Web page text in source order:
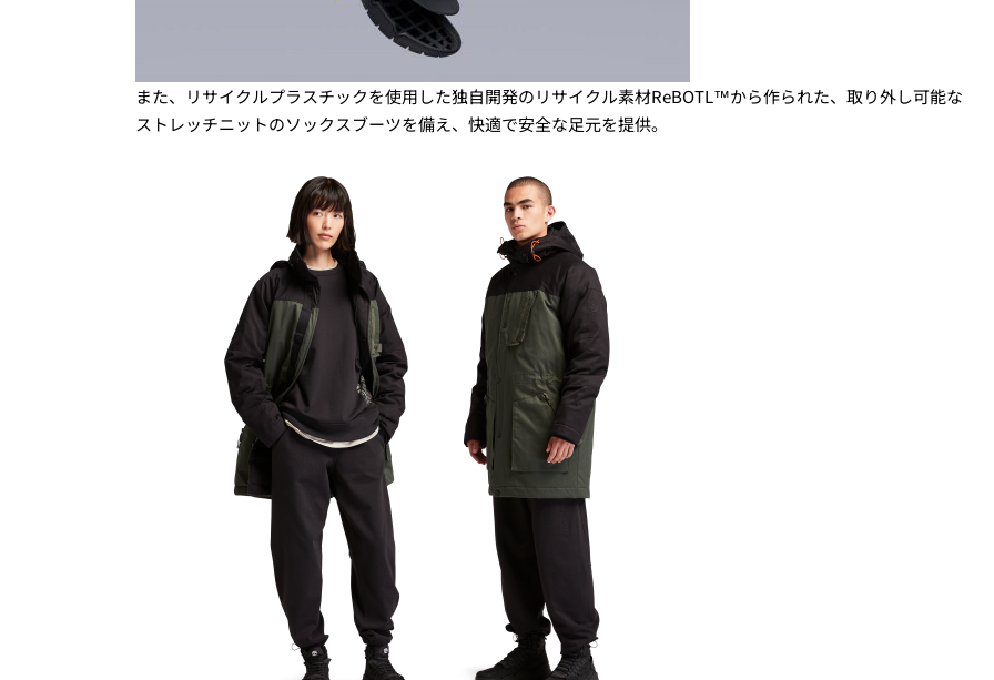
また、リサイクルプラスチックを使用した独自開発のリサイクル素材ReBOTL™から作られた、取り外し可能な
ストレッチニットのソックスブーツを備え、快適で安全な足元を提供。